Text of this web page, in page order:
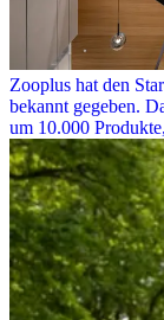
Zooplus hat den
bekannt gegeben.
um 10.000